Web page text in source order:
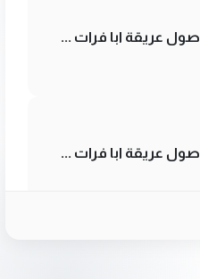
عريقة ابا فرات ...
عريقة ابا فرات ...